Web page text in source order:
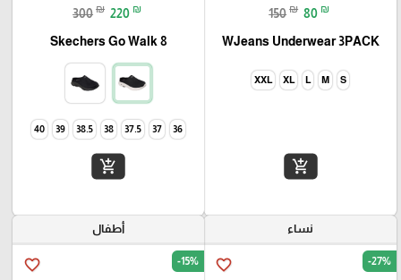
150 ₪ 80 ₪
WJeans Underwear 3PACK
S
M
L
XL
XXL
add_shopping_cart
300 ₪ 220 ₪
Skechers Go Walk 8
36
37
37.5
38
38.5
39
40
add_shopping_cart
نساء
favorite_border -27%
أطفال
favorite_border -15%